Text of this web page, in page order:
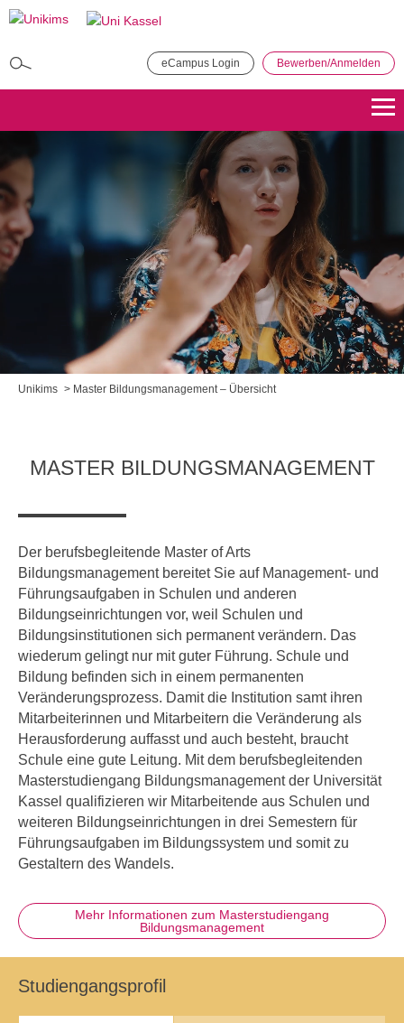
Direkt
eCampus Login Bewerben/Anmelden
Master of Public Administration (MPA)
Bewerben Übersicht
Master Coaching, Organisationsberatung, Supervision (COS)
Übersicht
Master of Science - Industrielles Produktionsmanagement
Bewerben Übersicht
Bewerben
Master of Science Wind Energy Systems
Bewerben Übersicht
Wind Energy Systems (WES) - Diploma of Advanced Studies
(DAS)
Anmelden Übersicht
Anmelden Übersicht
Marketing & Sales
Anmelden Übersicht
Anmelden Übersicht
Übersicht
Unikims Master Bildungsmanagement – Übersicht
MASTER BILDUNGSMANAGEMENT
Der berufsbegleitende Master of Arts
Bildungsmanagement bereitet Sie auf Management- und
Führungsaufgaben in Schulen und anderen
Bildungseinrichtungen vor, weil Schulen und
Bildungsinstitutionen sich permanent verändern. Das
wiederum gelingt nur mit guter Führung. Schule und
Bildung befinden sich in einem permanenten
Veränderungsprozess. Damit die Institution samt ihren
Mitarbeiterinnen und Mitarbeitern die Veränderung als
Herausforderung auffasst und auch besteht, braucht
Schule eine gute Leitung. Mit dem berufsbegleitenden
Masterstudiengang Bildungsmanagement der Universität
Kassel qualifizieren wir Mitarbeitende aus Schulen und
weiteren Bildungseinrichtungen in drei Semestern für
Führungsaufgaben im Bildungssystem und somit zu
Gestaltern des Wandels.
Mehr Informationen zum Masterstudiengang
Bildungsmanagement
Studiengangsprofil